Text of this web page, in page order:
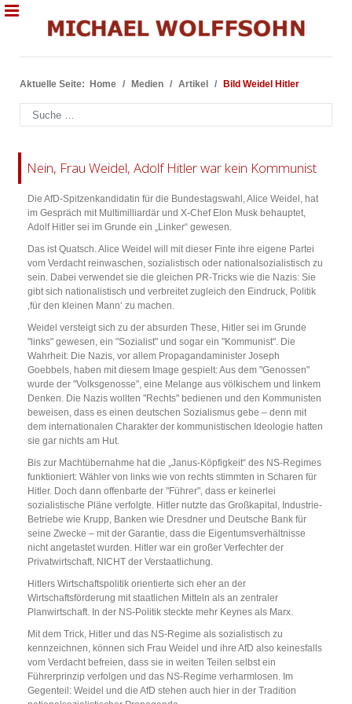
Aktuelle Seite: Home Medien Artikel Bild Weidel Hitler
Suchen
Nein, Frau Weidel, Adolf Hitler war kein Kommunist
Die AfD-Spitzenkandidatin für die Bundestagswahl, Alice Weidel, hat
im Gespräch mit Multimilliardär und X-Chef Elon Musk behauptet,
Adolf Hitler sei im Grunde ein „Linker“ gewesen.
Das ist Quatsch. Alice Weidel will mit dieser Finte ihre eigene Partei
vom Verdacht reinwaschen, sozialistisch oder nationalsozialistisch zu
sein. Dabei verwendet sie die gleichen PR-Tricks wie die Nazis: Sie
gibt sich nationalistisch und verbreitet zugleich den Eindruck, Politik
‚für den kleinen Mann‘ zu machen.
Weidel versteigt sich zu der absurden These, Hitler sei im Grunde
"links" gewesen, ein "Sozialist" und sogar ein "Kommunist". Die
Wahrheit: Die Nazis, vor allem Propagandaminister Joseph
Goebbels, haben mit diesem Image gespielt: Aus dem "Genossen"
wurde der "Volksgenosse", eine Melange aus völkischem und linkem
Denken. Die Nazis wollten "Rechts" bedienen und den Kommunisten
beweisen, dass es einen deutschen Sozialismus gebe – denn mit
dem internationalen Charakter der kommunistischen Ideologie hatten
sie gar nichts am Hut.
Bis zur Machtübernahme hat die „Janus-Köpfigkeit“ des NS-Regimes
funktioniert: Wähler von links wie von rechts stimmten in Scharen für
Hitler. Doch dann offenbarte der "Führer", dass er keinerlei
sozialistische Pläne verfolgte. Hitler nutzte das Großkapital, Industrie-
Betriebe wie Krupp, Banken wie Dresdner und Deutsche Bank für
seine Zwecke – mit der Garantie, dass die Eigentumsverhältnisse
nicht angetastet wurden. Hitler war ein großer Verfechter der
Privatwirtschaft, NICHT der Verstaatlichung.
Hitlers Wirtschaftspolitik orientierte sich eher an der
Wirtschaftsförderung mit staatlichen Mitteln als an zentraler
Planwirtschaft. In der NS-Politik steckte mehr Keynes als Marx.
Mit dem Trick, Hitler und das NS-Regime als sozialistisch zu
kennzeichnen, können sich Frau Weidel und ihre AfD also keinesfalls
vom Verdacht befreien, dass sie in weiten Teilen selbst ein
Führerprinzip verfolgen und das NS-Regime verharmlosen. Im
Gegenteil: Weidel und die AfD stehen auch hier in der Tradition